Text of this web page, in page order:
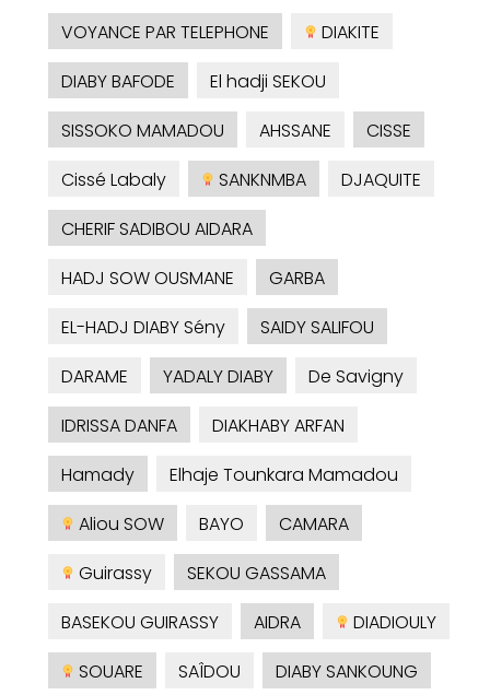
VOYANCE PAR TELEPHONE
DIAKITE
DIABY BAFODE
El hadji SEKOU
SISSOKO MAMADOU
AHSSANE
CISSE
Cissé Labaly
SANKNMBA
DJAQUITE
CHERIF SADIBOU AIDARA
HADJ SOW OUSMANE
GARBA
EL-HADJ DIABY Sény
SAIDY SALIFOU
DARAME
YADALY DIABY
De Savigny
IDRISSA DANFA
DIAKHABY ARFAN
Hamady
Elhaje Tounkara Mamadou
Aliou SOW
BAYO
CAMARA
Guirassy
SEKOU GASSAMA
BASEKOU GUIRASSY
AIDRA
DIADIOULY
SOUARE
SAÎDOU
DIABY SANKOUNG